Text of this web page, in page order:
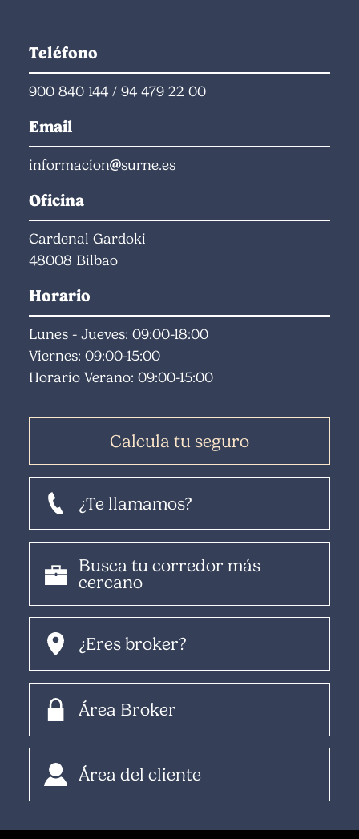
Teléfono
900 840 144 / 94 479 22 00
Email
informacion surne.es
Oficina
Cardenal Gardoki
48008 Bilbao
Horario
Lunes - Jueves: 09:00-18:00
Viernes: 09:00-15:00
Horario Verano: 09:00-15:00
Calcula tu seguro
¿Te llamamos?
Busca tu corredor más
cercano
¿Eres broker?
Área Broker
Área del cliente